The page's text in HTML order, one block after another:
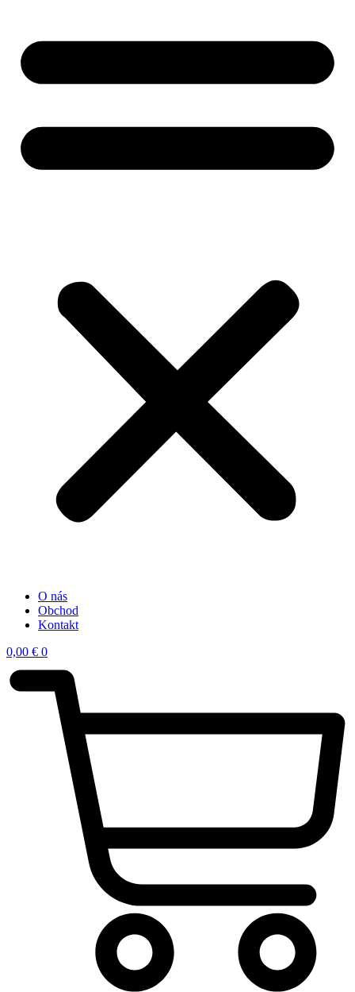
O nás
Obchod
Kontakt
0,00 € 0